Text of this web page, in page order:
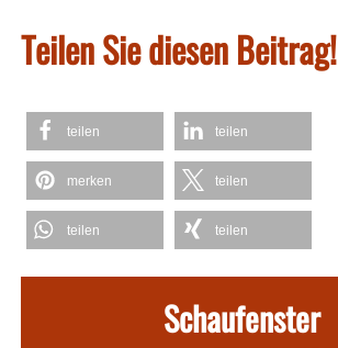
Teilen Sie diesen Beitrag!
teilen teilen
merken teilen
teilen teilen
Schaufenster